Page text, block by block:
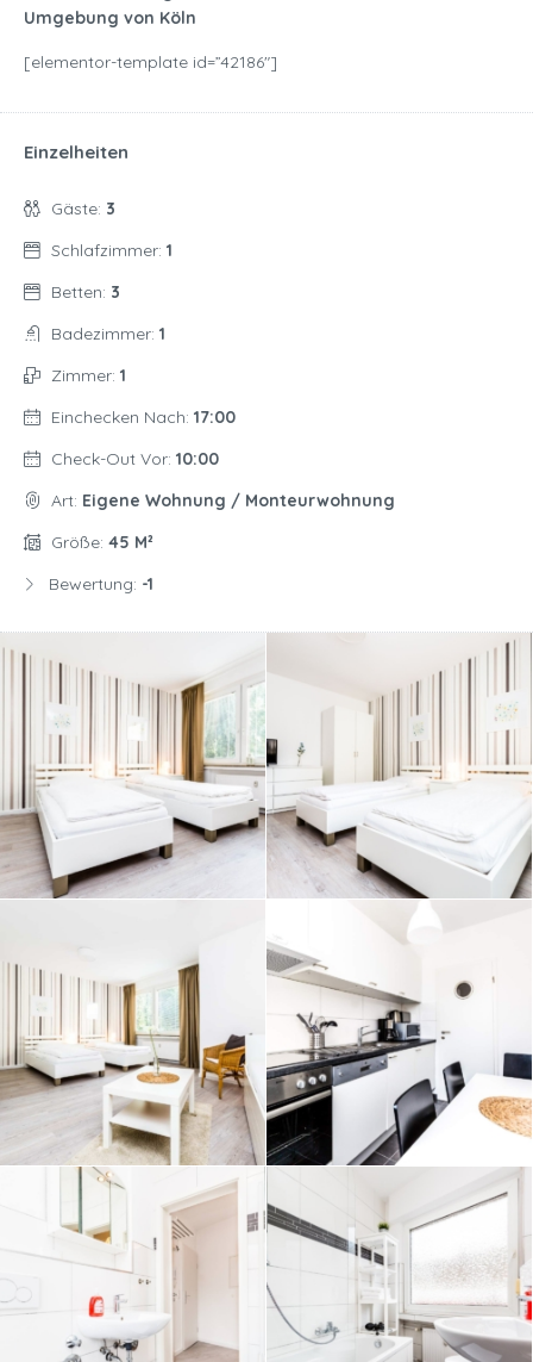
Umgebung von Köln
[elementor-template id=”42186″]
Einzelheiten
Gäste: 3
Schlafzimmer: 1
Betten: 3
Badezimmer: 1
Zimmer: 1
Einchecken Nach: 17:00
Check-Out Vor: 10:00
Art: Eigene Wohnung / Monteurwohnung
Größe: 45 M²
Bewertung: -1